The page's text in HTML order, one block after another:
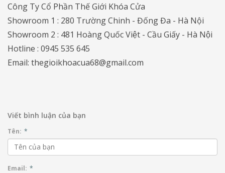
Công Ty Cổ Phần Thế Giới Khóa Cửa
Showroom 1 : 280 Trường Chinh - Đống Đa - Hà Nội
Showroom 2 : 481 Hoàng Quốc Việt - Cầu Giấy - Hà Nội
Hotline : 0945 535 645
Email: thegioikhoacua68@gmail.com
Viết bình luận của bạn
Tên: *
Email: *